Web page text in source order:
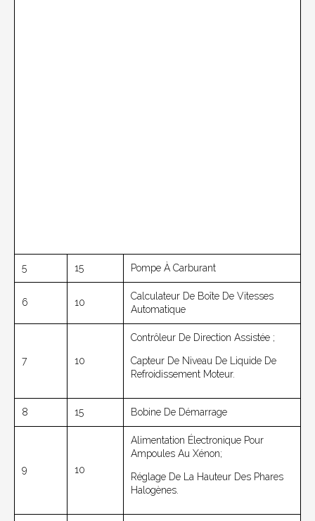
5 15 Pompe À Carburant
6 10
Calculateur De Boîte De Vitesses
Automatique
7 10
Contrôleur De Direction Assistée ;
Capteur De Niveau De Liquide De
Refroidissement Moteur.
8 15 Bobine De Démarrage
9 10
Alimentation Électronique Pour
Ampoules Au Xénon;
Réglage De La Hauteur Des Phares
Halogènes.